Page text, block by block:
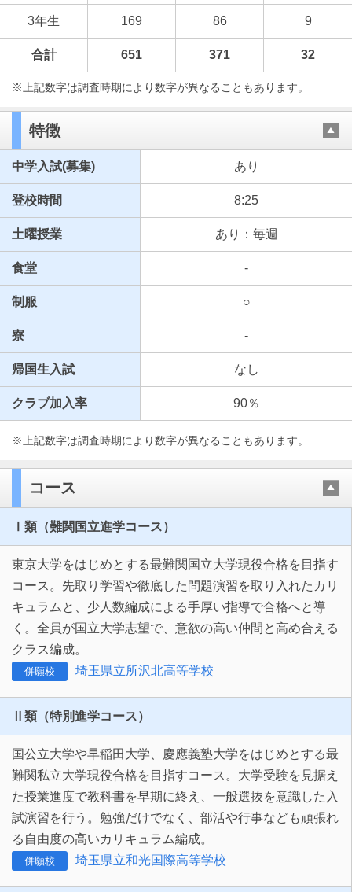
3年生 169 86 9
合計 651 371 32
※上記数字は調査時期により数字が異なることもあります。
特徴
中学入試(募集) あり
登校時間 8:25
土曜授業 あり：毎週
食堂 -
制服 ○
寮 -
帰国生入試 なし
クラブ加入率 90％
※上記数字は調査時期により数字が異なることもあります。
コース
Ⅰ類（難関国立進学コース）
東京大学をはじめとする最難関国立大学現役合格を目指す
コース。先取り学習や徹底した問題演習を取り入れたカリ
キュラムと、少人数編成による手厚い指導で合格へと導
く。全員が国立大学志望で、意欲の高い仲間と高め合える
クラス編成。
併願校 埼玉県立所沢北高等学校
Ⅱ類（特別進学コース）
国公立大学や早稲田大学、慶應義塾大学をはじめとする最
難関私立大学現役合格を目指すコース。大学受験を見据え
た授業進度で教科書を早期に終え、一般選抜を意識した入
試演習を行う。勉強だけでなく、部活や行事なども頑張れ
る自由度の高いカリキュラム編成。
併願校 埼玉県立和光国際高等学校